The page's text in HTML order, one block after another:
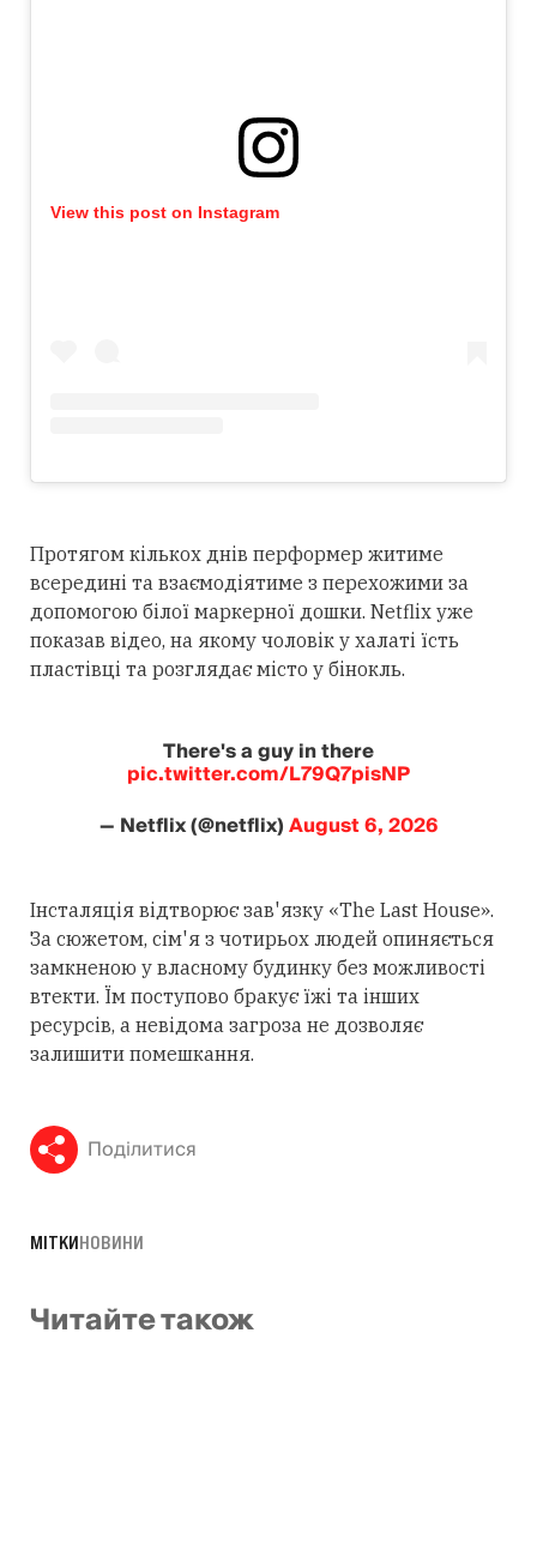
View this post on Instagram
Протягом кількох днів перформер житиме
всередині та взаємодіятиме з перехожими за
допомогою білої маркерної дошки. Netflix уже
показав відео, на якому чоловік у халаті їсть
пластівці та розглядає місто у бінокль.
There's a guy in there
pic.twitter.com/L79Q7pisNP
— Netflix (@netflix)August 6, 2026
Інсталяція відтворює зав'язку «The Last House».
За сюжетом, сім'я з чотирьох людей опиняється
замкненою у власному будинку без можливості
втекти. Їм поступово бракує їжі та інших
ресурсів, а невідома загроза не дозволяє
залишити помешкання.
Поділитися
МІТКИНОВИНИ
Читайте також